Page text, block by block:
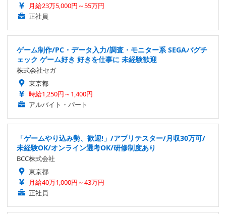
月給23万5,000円～55万円
正社員
ゲーム制作/PC・データ入力/調査・モニター系 SEGAバグチ
ェック ゲーム好き 好きを仕事に 未経験歓迎
株式会社セガ
東京都
時給1,250円～1,400円
アルバイト・パート
「ゲームやり込み勢、歓迎!」/アプリテスター/月収30万可/
未経験OK/オンライン選考OK/研修制度あり
BCC株式会社
東京都
月給40万1,000円～43万円
正社員